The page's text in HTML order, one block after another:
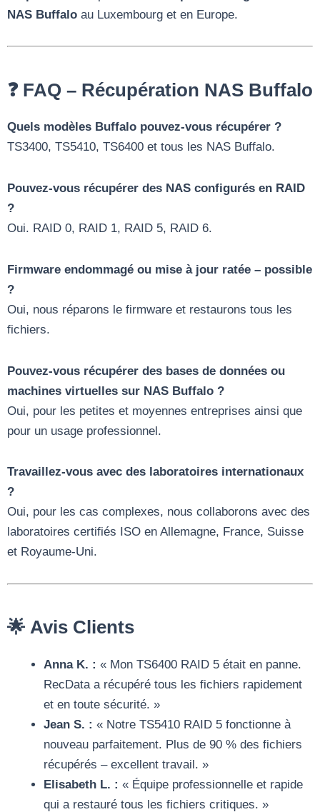
NAS Buffalo au Luxembourg et en Europe.
❓ FAQ – Récupération NAS Buffalo
Quels modèles Buffalo pouvez-vous récupérer ?
TS3400, TS5410, TS6400 et tous les NAS Buffalo.
Pouvez-vous récupérer des NAS configurés en RAID
?
Oui. RAID 0, RAID 1, RAID 5, RAID 6.
Firmware endommagé ou mise à jour ratée – possible
?
Oui, nous réparons le firmware et restaurons tous les
fichiers.
Pouvez-vous récupérer des bases de données ou
machines virtuelles sur NAS Buffalo ?
Oui, pour les petites et moyennes entreprises ainsi que
pour un usage professionnel.
Travaillez-vous avec des laboratoires internationaux
?
Oui, pour les cas complexes, nous collaborons avec des
laboratoires certifiés ISO en Allemagne, France, Suisse
et Royaume-Uni.
🌟 Avis Clients
Anna K. : « Mon TS6400 RAID 5 était en panne.
RecData a récupéré tous les fichiers rapidement
et en toute sécurité. »
Jean S. : « Notre TS5410 RAID 5 fonctionne à
nouveau parfaitement. Plus de 90 % des fichiers
récupérés – excellent travail. »
Elisabeth L. : « Équipe professionnelle et rapide
qui a restauré tous les fichiers critiques. »